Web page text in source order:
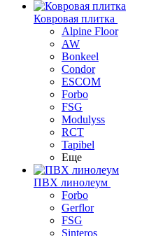
Ковровая плитка
Alpine Floor
AW
Bonkeel
Condor
ESCOM
Forbo
FSG
Modulyss
RCT
Tapibel
Еще
ПВХ линолеум
Forbo
Gerflor
FSG
Sinteros